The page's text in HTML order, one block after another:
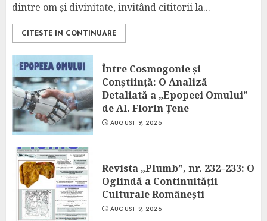
dintre om și divinitate, invitând cititorii la...
CITESTE IN CONTINUARE
Între Cosmogonie și
Conștiință: O Analiză
Detaliată a „Epopeei Omului”
de Al. Florin Țene
AUGUST 9, 2026
Revista „Plumb”, nr. 232–233: O
Oglindă a Continuității
Culturale Românești
AUGUST 9, 2026